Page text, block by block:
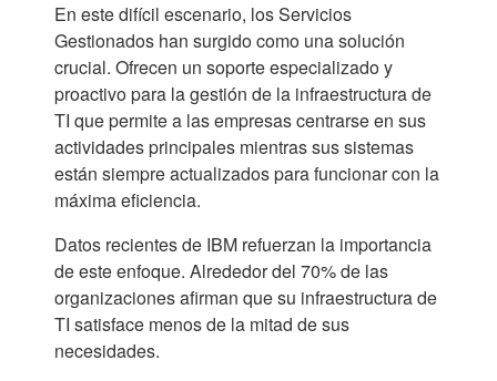
En este difícil escenario, los Servicios
Gestionados han surgido como una solución
crucial. Ofrecen un soporte especializado y
proactivo para la gestión de la infraestructura de
TI que permite a las empresas centrarse en sus
actividades principales mientras sus sistemas
están siempre actualizados para funcionar con la
máxima eficiencia.
Datos recientes de IBMrefuerzan la importancia
de este enfoque. Alrededor del 70% de las
organizaciones afirman que su infraestructura de
TI satisface menos de la mitad de sus
necesidades.